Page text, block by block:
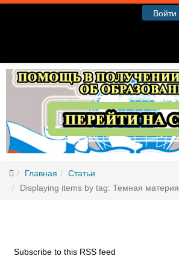
Войти
Главная
Статьи
Displaying items by tag: Темная материя
Subscribe to this RSS feed